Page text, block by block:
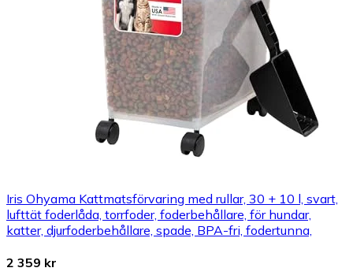
Iris Ohyama Kattmatsförvaring med rullar, 30 + 10 l, svart,
lufttät foderlåda, torrfoder, foderbehållare, för hundar,
katter, djurfoderbehållare, spade, BPA-fri, fodertunna,
2 359 kr